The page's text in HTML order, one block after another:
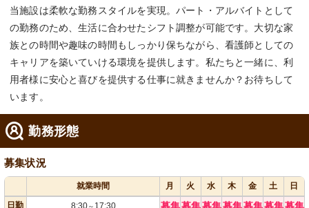
当施設は柔軟な勤務スタイルを実現。パート・アルバイトとして
の勤務のため、生活に合わせたシフト調整が可能です。大切な家
族との時間や趣味の時間もしっかり保ちながら、看護師としての
キャリアを築いていける環境を提供します。私たちと一緒に、利
用者様に安心と喜びを提供する仕事に就きませんか？お待ちして
います。
勤務形態
募集状況
就業時間 月 火 水 木 金 土
日
日勤
～